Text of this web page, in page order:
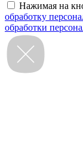
Нажимая на
обработку
обработки